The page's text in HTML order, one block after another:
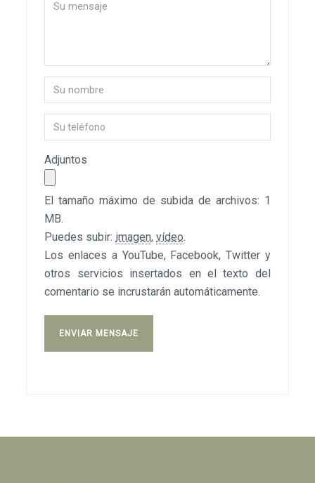
Adjuntos
El tamaño máximo de subida de archivos: 1
MB.
Puedes subir: imagen,vídeo.
Los enlaces a YouTube, Facebook, Twitter y
otros servicios insertados en el texto del
comentario se incrustarán automáticamente.